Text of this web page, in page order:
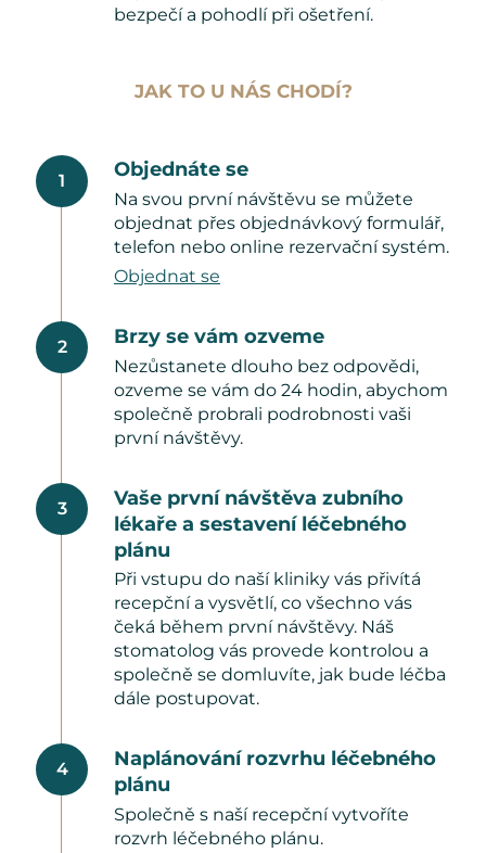
bezpečí a pohodlí při ošetření.
JAK TO U NÁS CHODÍ?
1
Objednáte se
Na svou první návštěvu se můžete
objednat přes objednávkový formulář,
telefon nebo online rezervační systém.
Objednat se
2 Brzy se vám ozveme
Nezůstanete dlouho bez odpovědi,
ozveme se vám do 24 hodin, abychom
společně probrali podrobnosti vaši
první návštěvy.
3
Vaše první návštěva zubního
lékaře a sestavení léčebného
plánu
Při vstupu do naší kliniky vás přivítá
recepční a vysvětlí, co všechno vás
čeká během první návštěvy. Náš
stomatolog vás provede kontrolou a
společně se domluvíte, jak bude léčba
dále postupovat.
4
Naplánování rozvrhu léčebného
plánu
Společně s naší recepční vytvoříte
rozvrh léčebného plánu.